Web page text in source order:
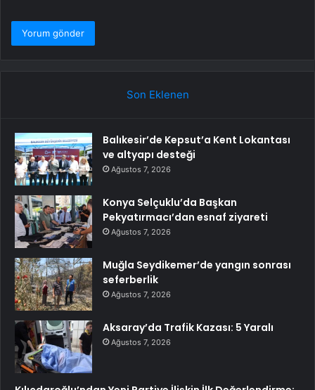
Son Eklenen
Balıkesir’de Kepsut’a Kent Lokantası
ve altyapı desteği
Ağustos 7, 2026
Konya Selçuklu’da Başkan
Pekyatırmacı’dan esnaf ziyareti
Ağustos 7, 2026
Muğla Seydikemer’de yangın sonrası
seferberlik
Ağustos 7, 2026
Aksaray’da Trafik Kazası: 5 Yaralı
Ağustos 7, 2026